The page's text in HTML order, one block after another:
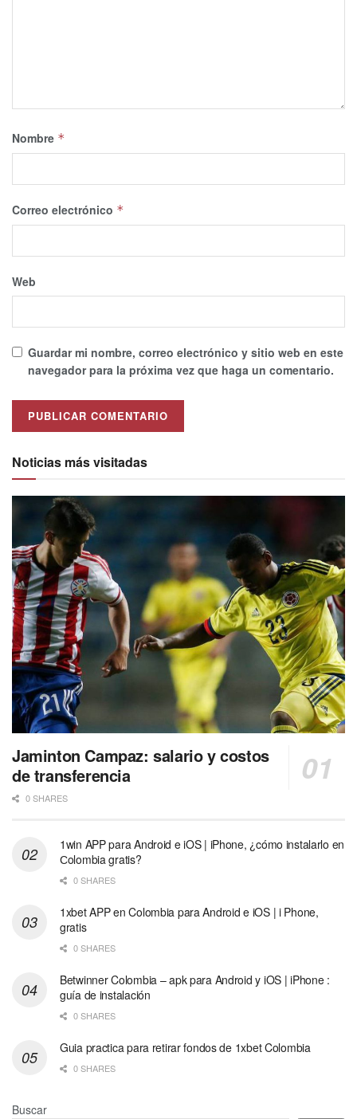
Nombre *
Correo electrónico *
Web
Guardar mi nombre, correo electrónico y sitio web en este
navegador para la próxima vez que haga un comentario.
Alternative:
Noticias más visitadas
Jaminton Campaz: salario y costos
de transferencia
0 SHARES
1win APP para Android e iOS | iPhone, ¿cómo instalarlo en
Сolombia gratis?
0 SHARES
1xbet APP en Colombia para Android e iOS | i Phone,
gratis
0 SHARES
Betwinner Colombia – apk para Android y iOS | iPhone :
guía de instalación
0 SHARES
Guia practica para retirar fondos de 1xbet Colombia
0 SHARES
Buscar